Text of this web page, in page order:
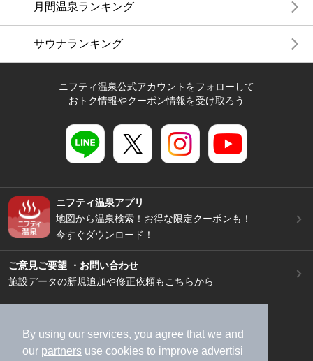
By using our services, you agree that we and
our partners use cookies to improve advertisi
月間温泉ランキング
サウナランキング
ニフティ温泉公式アカウントをフォローして
おトク情報やクーポン情報を受け取ろう
ニフティ温泉アプリ
地図から温泉検索！お得な限定クーポンも！
今すぐダウンロード！
ご意見ご要望 ・お問い合わせ
施設データの新規追加や修正依頼もこちらから
加盟店募集（資料請求）
広告出稿のご案内
利用規約
ライフスタイルMEMBERS+規約